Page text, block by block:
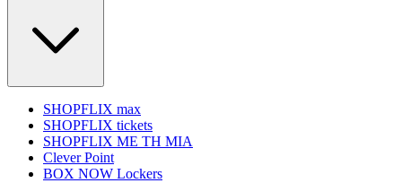
SHOPFLIX max
SHOPFLIX tickets
SHOPFLIX ΜΕ ΤΗ ΜΙΑ
Clever Point
BOX NOW Lockers